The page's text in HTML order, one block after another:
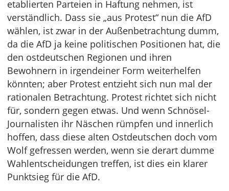
etablierten Parteien in Haftung nehmen, ist
verständlich. Dass sie „aus Protest“ nun die AfD
wählen, ist zwar in der Außenbetrachtung dumm,
da die AfD ja keine politischen Positionen hat, die
den ostdeutschen Regionen und ihren
Bewohnern in irgendeiner Form weiterhelfen
könnten; aber Protest entzieht sich nun mal der
rationalen Betrachtung. Protest richtet sich nicht
für, sondern gegen etwas. Und wenn Schnösel-
Journalisten ihr Näschen rümpfen und innerlich
hoffen, dass diese alten Ostdeutschen doch vom
Wolf gefressen werden, wenn sie derart dumme
Wahlentscheidungen treffen, ist dies ein klarer
Punktsieg für die AfD.